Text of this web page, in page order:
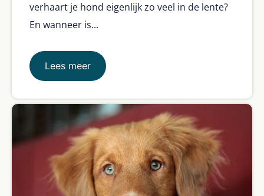
verhaart je hond eigenlijk zo veel in de lente?
En wanneer is...
Lees meer